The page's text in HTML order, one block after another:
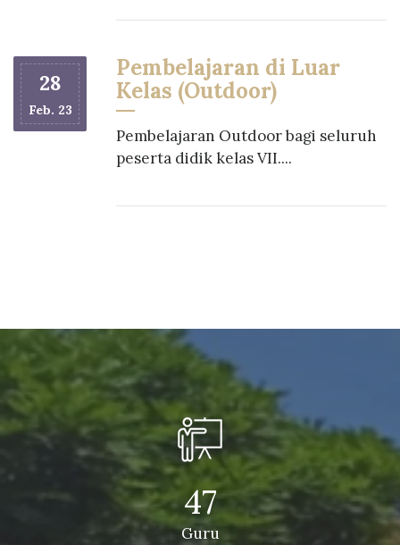
28
Feb. 23
Pembelajaran di Luar
Kelas (Outdoor)
Pembelajaran Outdoor bagi seluruh
peserta didik kelas VII....
47
Guru